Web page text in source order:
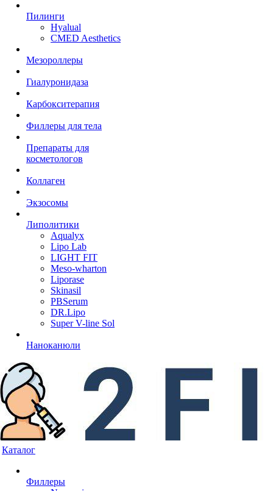
Пилинги
Hyalual
CMED Aesthetics
Мезороллеры
Гиалуронидаза
Карбокситерапия
Филлеры для тела
Препараты для
косметологов
Коллаген
Экзосомы
Липолитики
Aqualyx
Lipo Lab
LIGHT FIT
Meso-wharton
Liporase
Skinasil
PBSerum
DR.Lipo
Super V-line Sol
Наноканюли
Каталог
Филлеры